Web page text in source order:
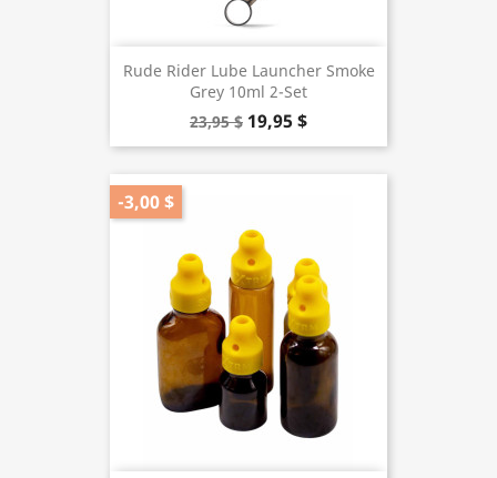
Rude Rider Lube Launcher Smoke
Grey 10ml 2-Set
23,95 $ 19,95 $
-3,00 $